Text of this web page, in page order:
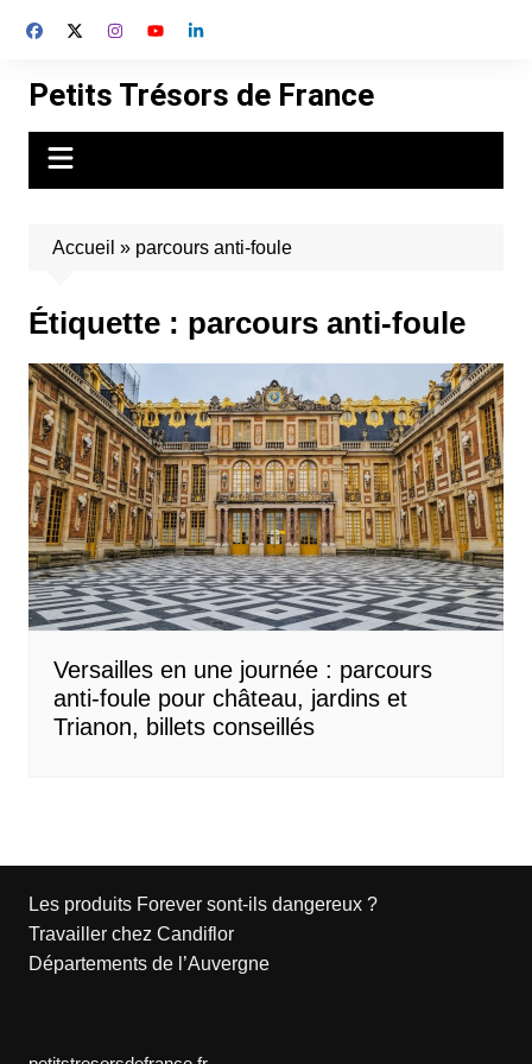
Petits Trésors de France
Accueil » parcours anti-foule
Étiquette : parcours anti-foule
Versailles en une journée : parcours
anti-foule pour château, jardins et
Trianon, billets conseillés
Les produits Forever sont-ils dangereux ?
Travailler chez Candiflor
Départements de l’Auvergne